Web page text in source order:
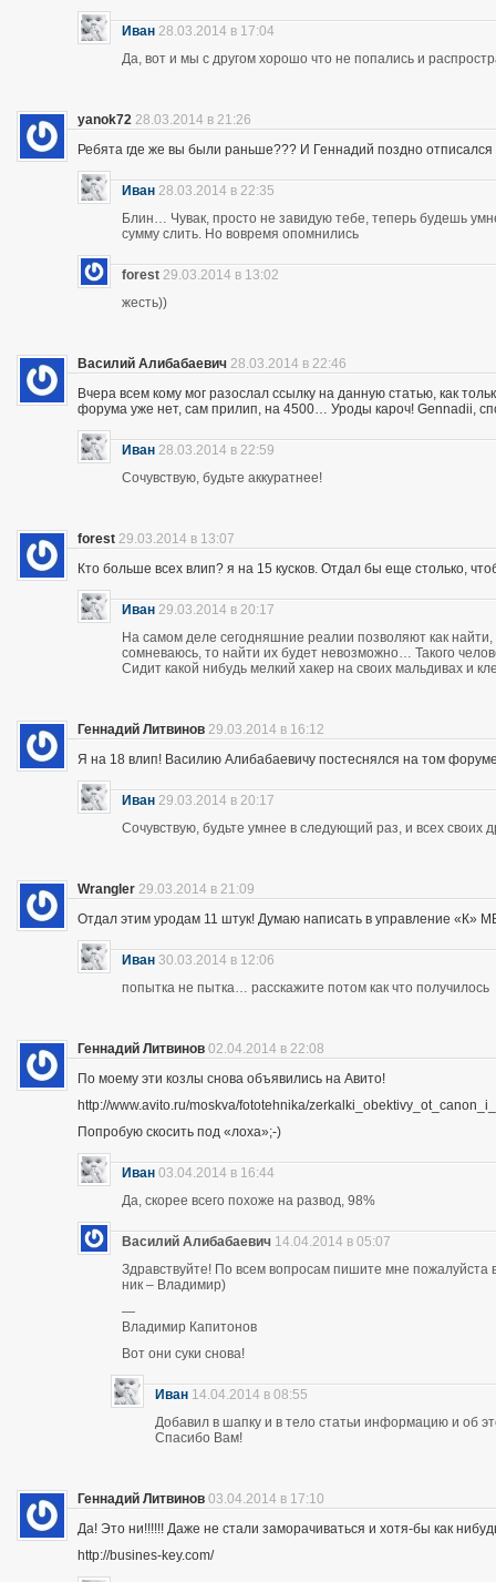
Иван 28.03.2014 в 17:04
Да, вот и мы с другом хорошо что не попались и
yanok72 28.03.2014 в 21:26
Ребята где же вы были раньше??? И Геннадий поздно
Иван 28.03.2014 в 22:35
Блин… Чувак, просто не завидую тебе, теперь будешь
сумму слить. Но вовремя опомнились
forest 29.03.2014 в 13:02
жесть))
Василий Алибабаевич 28.03.2014 в 22:46
Вчера всем кому мог разослал ссылку на данную статью, как
форума уже нет, сам прилип, на 4500… Уроды кароч! Gennadii,
Иван 28.03.2014 в 22:59
Сочувствую, будьте аккуратнее!
forest 29.03.2014 в 13:07
Кто больше всех влип? я на 15 кусков. Отдал бы еще столько,
Иван 29.03.2014 в 20:17
На самом деле сегодняшние реалии позволяют как
сомневаюсь, то найти их будет невозможно… Такого
Сидит какой нибудь мелкий хакер на своих мальдивах и
Геннадий Литвинов 29.03.2014 в 16:12
Я на 18 влип! Василию Алибабаевичу постеснялся на том
Иван 29.03.2014 в 20:17
Сочувствую, будьте умнее в следующий раз, и всех своих
Wrangler 29.03.2014 в 21:09
Отдал этим уродам 11 штук! Думаю написать в управление «К»
Иван 30.03.2014 в 12:06
попытка не пытка… расскажите потом как что получилось
Геннадий Литвинов 02.04.2014 в 22:08
По моему эти козлы снова объявились на Авито!
http://www.avito.ru/moskva/fototehnika/
Попробую скосить под «лоха»;-)
Иван 03.04.2014 в 16:44
Да, скорее всего похоже на развод, 98%
Василий Алибабаевич 14.04.2014 в 05:07
Здравствуйте! По всем вопросам пишите мне
ник – Владимир)
—
Владимир Капитонов
Вот они суки снова!
Иван 14.04.2014 в 08:55
Добавил в шапку и в тело статьи информацию и об
Спасибо Вам!
Геннадий Литвинов 03.04.2014 в 17:10
Да! Это ни!!!!!! Даже не стали заморачиваться и хотя-бы как
http://busines-key.com/